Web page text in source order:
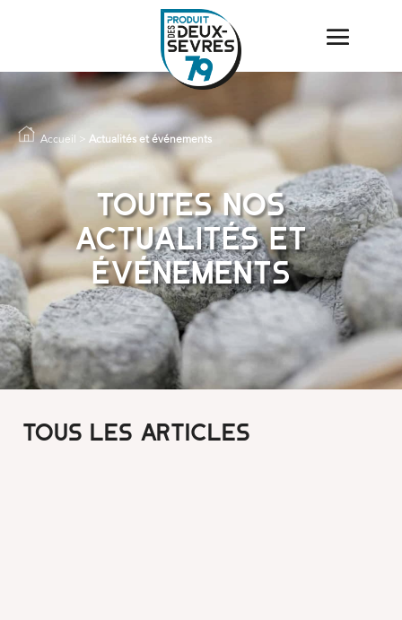
Accueil > Actualités et événements
Toutes nos
actualités et
événements
Tous les articles